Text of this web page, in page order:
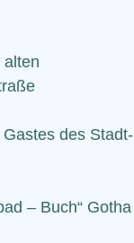
alten
des Stadt-
– Buch“ Gotha